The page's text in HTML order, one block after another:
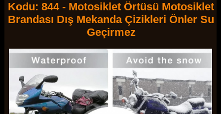
Kodu: 844 - Motosiklet Örtüsü Motosiklet
Brandası Dış Mekanda Çizikleri Önler Su
Geçirmez